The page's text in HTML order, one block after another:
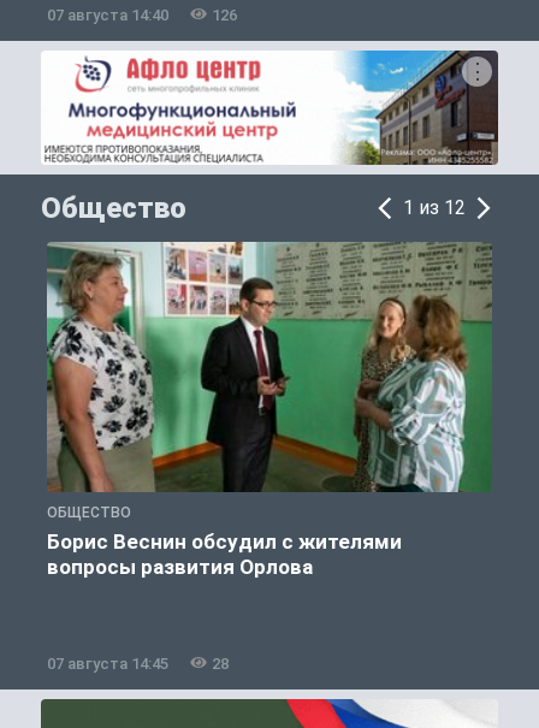
07 августа 14:40 126
Общество 1 из 12
ОБЩЕСТВО
Борис Веснин обсудил с жителями
вопросы развития Орлова
07 августа 14:45 28